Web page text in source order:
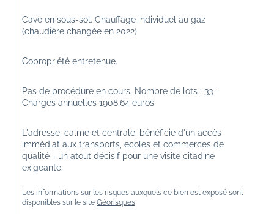
Cave en sous-sol. Chauffage individuel au gaz
(chaudière changée en 2022)
Copropriété entretenue.
Pas de procédure en cours. Nombre de lots : 33 -
Charges annuelles 1908,64 euros
L'adresse, calme et centrale, bénéficie d'un accès
immédiat aux transports, écoles et commerces de
qualité - un atout décisif pour une visite citadine
exigeante.
Les informations sur les risques auxquels ce bien est exposé sont
disponibles sur le site Géorisques